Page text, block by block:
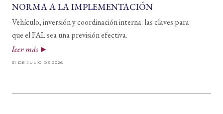
NORMA A LA IMPLEMENTACIÓN
Vehículo, inversión y coordinación interna: las claves para
que el FAL sea una previsión efectiva.
leer más
31 DE JULIO DE 2026